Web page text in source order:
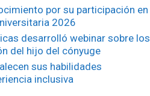
por su participación en
2026
desarrolló webinar sobre los
del hijo del cónyuge
sus habilidades
inclusiva